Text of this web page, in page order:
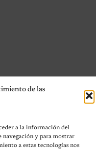
de las
a la información del
y para mostrar
a estas tecnologías nos